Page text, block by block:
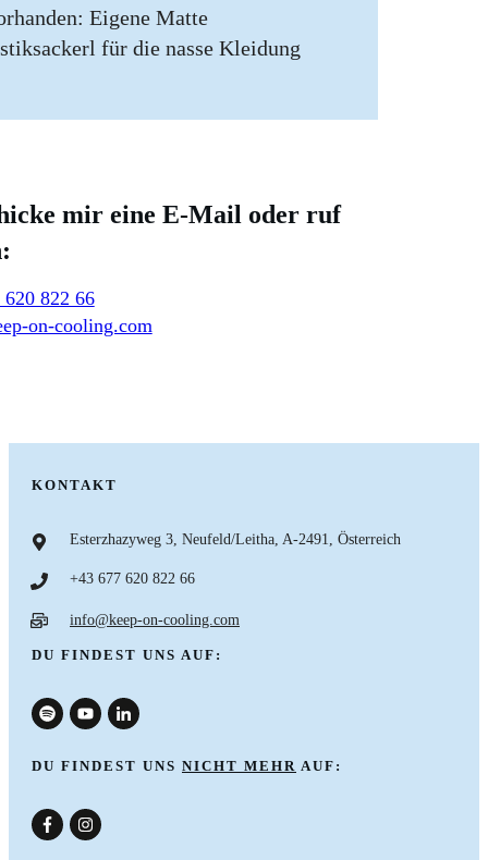
Eigene Matte
für die nasse Kleidung
mir eine E-Mail oder ruf
822 66
on-cooling.com
KONTAKT
Esterzhazyweg 3, Neufeld/Leitha, A-2491, Österreich
+43 677 620 822 66
info@keep-on-cooling.com
DU FINDEST UNS AUF:
DU FINDEST UNS NICHT MEHR AUF: